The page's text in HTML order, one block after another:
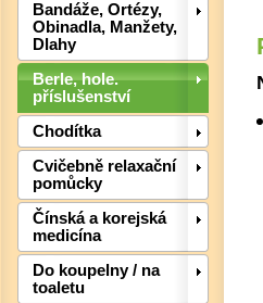
Bandáže, Ortézy,
Obinadla, Manžety,
Dlahy
Berle, hole.
příslušenství
Chodítka
Cvičebně relaxační
pomůcky
Čínská a korejská
medicína
Do koupelny / na
toaletu